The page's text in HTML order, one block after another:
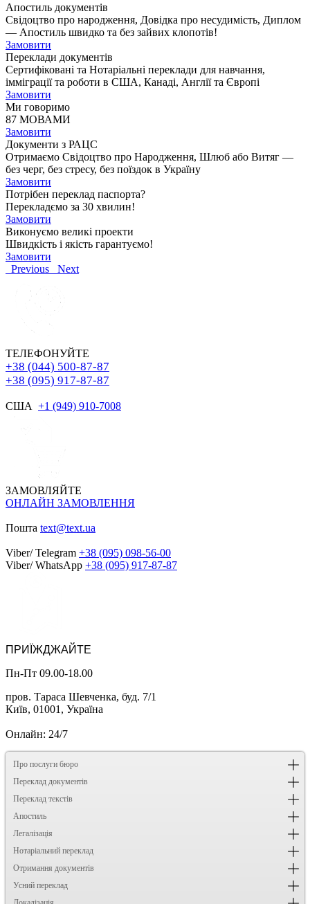
Апостиль документів
Свідоцтво про народження, Довідка про несудимість, Диплом
— Апостиль швидко та без зайвих клопотів!
Замовити
Переклади документів
Сертифіковані та Нотаріальні переклади для навчання,
імміграції та роботи в США, Канаді, Англії та Європі
Замовити
Ми говоримо
87 МОВАМИ
Замовити
Документи з РАЦС
Отримаємо Свідоцтво про Народження, Шлюб або Витяг —
без черг, без стресу, без поїздок в Україну
Замовити
Потрібен переклад паспорта?
Перекладємо за 30 хвилин!
Замовити
Виконуємо великі проекти
Швидкість і якість гарантуємо!
Замовити
Previous
Next
ТЕЛЕФОНУЙТЕ
+38 (044) 500-87-87
+38 (095) 917-87-87
США +1 (949) 910-7008
ЗАМОВЛЯЙТЕ
ОНЛАЙН ЗАМОВЛЕННЯ
Пошта text@text.ua
Viber/ Telegram +38 (095) 098-56-00
Viber/ WhatsApp +38 (095) 917-87-87
ПРИЇЖДЖАЙТЕ
Пн-Пт 09.00-18.00
пров. Тараса Шевченка, буд. 7/1
Київ, 01001, Україна
Онлайн: 24/7
Про послуги бюро
Переклад документів
Переклад текстів
Апостиль
Легалізація
Нотаріальний переклад
Отримання документів
Усний переклад